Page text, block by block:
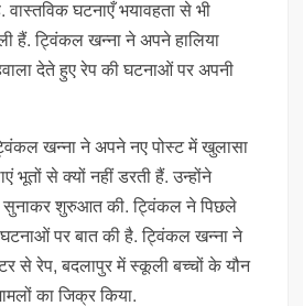
घटनाएँ भयावहता से भी
हैं. ट्विंकल खन्ना ने अपने हालिया
देते हुए रेप की घटनाओं पर अपनी
खन्ना ने अपने नए पोस्ट में खुलासा
भूतों से क्यों नहीं डरती हैं. उन्होंने
सुनाकर शुरुआत की. ट्विंकल ने पिछले
पर बात की है. ट्विंकल खन्ना ने
से रेप, बदलापुर में स्कूली बच्चों के यौन
का जिक्र किया.